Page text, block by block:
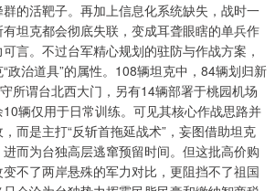
的活靶子。再加上信息化系统缺失，战时一
坦克都会彻底失联，变成耳聋眼瞎的单兵作
言。不过台军精心规划的驻防与作战方案，
政治道具”的属性。108辆坦克中，84辆划归新
所谓台北西大门，另有14辆部署于桃园机场
辆仅用于日常训练。可见其核心作战思路并
而是主打“反斩首拖延战术”，妄图借助坦克
而为台独高层逃窜预留时间。但这批高价购
不了两岸悬殊的军力对比，更阻挡不了祖国